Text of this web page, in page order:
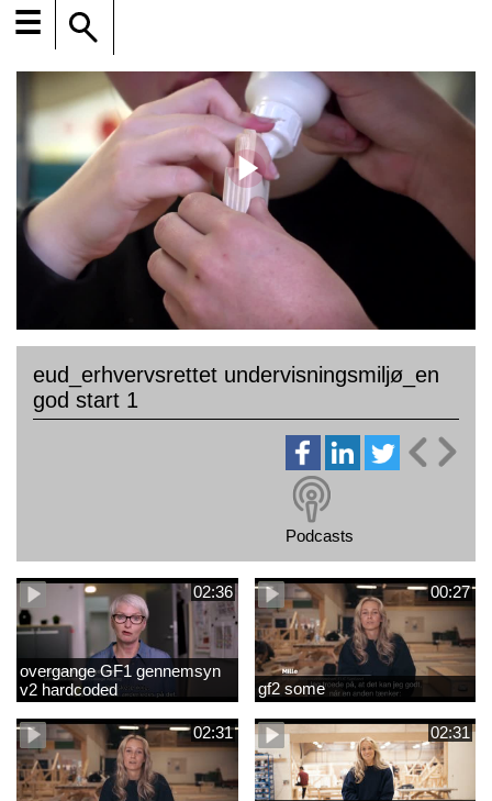
☰
eud_erhvervsrettet undervisningsmiljø_en
god start 1
Podcasts
02:36
overgange GF1 gennemsyn
v2 hardcoded
00:27
gf2 some
02:31 02:31